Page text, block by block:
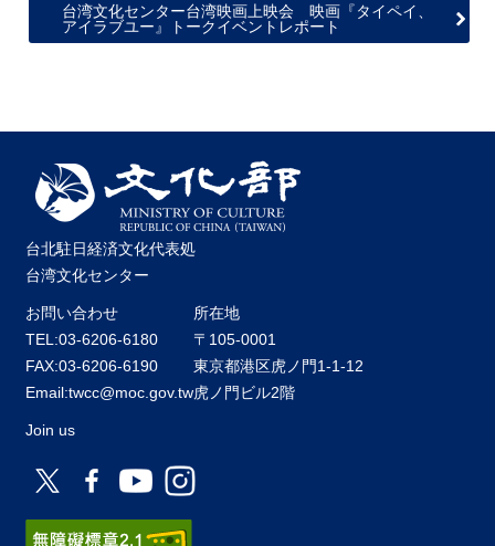
台湾文化センター台湾映画上映会 映画『タイペイ、
アイラブユー』トークイベントレポート
台北駐日経済文化代表処
台湾文化センター
お問い合わせ
TEL:03-6206-6180
FAX:03-6206-6190
Email:twcc@moc.gov.tw
所在地
〒105-0001
東京都港区虎ノ門1-1-12
虎ノ門ビル2階
Join us